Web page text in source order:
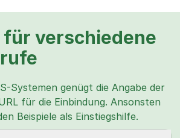
für verschiedene
Systemen genügt die Angabe der
für die Einbindung. Ansonsten
Beispiele als Einstiegshilfe.